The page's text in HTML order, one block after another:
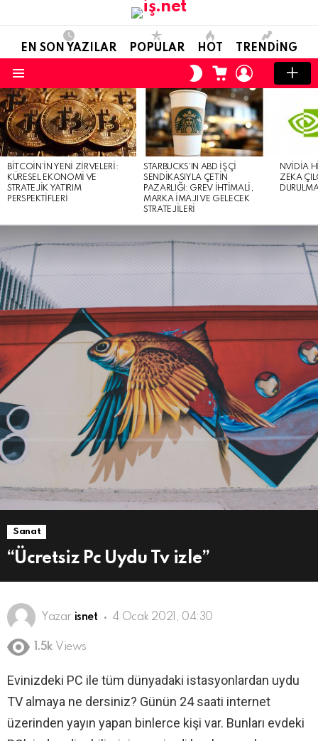
EN SON YAZILAR POPULAR HOT TRENDING
SKIN
ANAHTARI
ALIŞVERIŞ
SEPETI
OTURUM
EN
SON
YAZILAR
BITCOIN’IN YENI ZIRVELERI:
KÜRESEL EKONOMI VE
STRATEJIK YATIRIM
PERSPEKTIFLERI
STARBUCKS’IN ABD İŞÇI
SENDIKASIYLA ÇETIN
PAZARLIĞI: GREV İHTIMALI,
MARKA İMAJI VE GELECEK
STRATEJILERI
NVIDIA
ZEKA
Sanat
“Ücretsiz Pc Uydu Tv izle”
Yazar isnet 4 Ocak 2021, 04:30
1.5k Views
Evinizdeki PC ile tüm dünyadaki istasyonlardan uydu
TV almaya ne dersiniz? Günün 24 saati internet
üzerinden yayın yapan binlerce kişi var. Bunları evdeki